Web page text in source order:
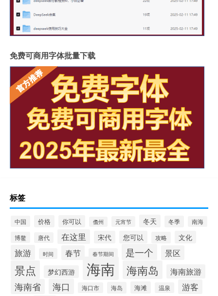
免费可商用字体批量下载
标签
中国 价格 你可以 儋州 元宵节 冬天 冬季 南海
博鳌 唐代 在这里 宋代 您可以 攻略 文化
旅游 时间 春节 春节期间 是一个 景区
景点 梦幻西游 海南 海南岛 海南旅游
海南省 海口 海口市 海岛 海滩 温泉 游客